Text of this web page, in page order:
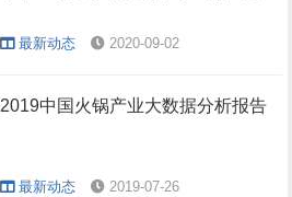
最新动态 2020-09-02
2019中国火锅产业大数据分析报告
最新动态 2019-07-26